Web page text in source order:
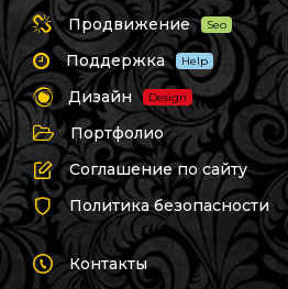
Продвижение Seo
Поддержка Help
Дизайн Design
Портфолио
Соглашение по сайту
Политика безопасности
Контакты